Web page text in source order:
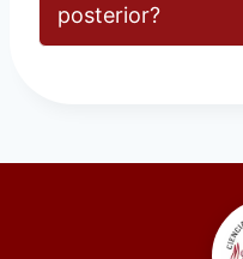
posterior?